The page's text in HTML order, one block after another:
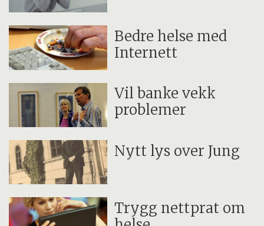
Bedre helse med
Internett
Vil banke vekk
problemer
Nytt lys over Jung
Trygg nettprat om